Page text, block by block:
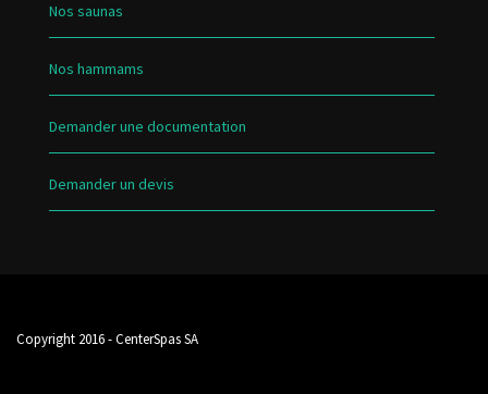
Nos saunas
Nos hammams
Demander une documentation
Demander un devis
Copyright 2016 - CenterSpas SA